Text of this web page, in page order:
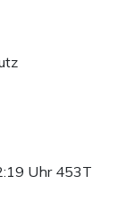
Uhr 453T